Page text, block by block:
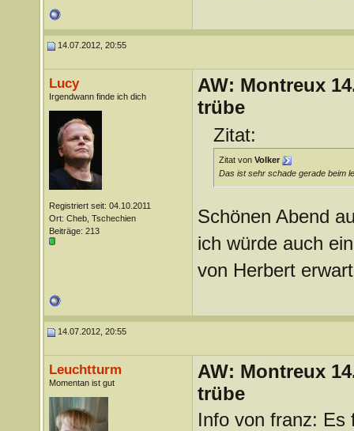
14.07.2012, 20:55
Lucy
Irgendwann finde ich dich
Registriert seit: 04.10.2011
Ort: Cheb, Tschechien
Beiträge: 213
AW: Montreux
trübe
Zitat:
Zitat von Volker
Das ist sehr schade gerade beim
Schönen Abend
ich würde auch
von Herbert
14.07.2012, 20:55
Leuchtturm
Momentan ist gut
AW: Montreux
trübe
Info von franz: Es